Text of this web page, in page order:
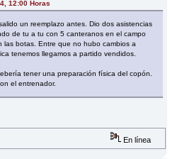
12:00 Horas
un reemplazo antes. Dio dos asistencias
de tu a tu con 5 canteranos en el campo
botas. Entre que no hubo cambios a
tenemos llegamos a partido vendidos.
tener una preparación física del copón.
el entrenador.
En línea